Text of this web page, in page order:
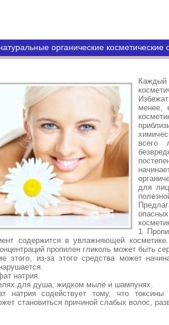
органические косметические
менее,
всего
для
1.
содержится в увлажняющей
пропилен гликоль может быть
этого, из-за этого средства может
натрия.
для душа, жидком мыле и шампунях.
натрия содействует тому, что токсины
становиться причиной слабых волос,